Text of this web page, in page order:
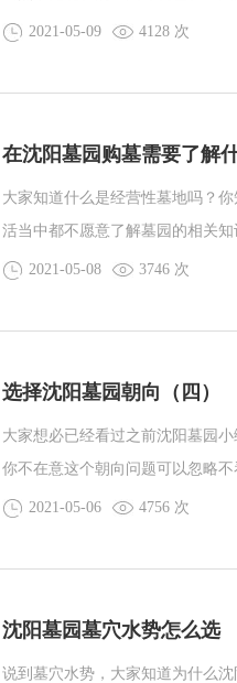
但是真的到购买的时候大家又不
法。
2021-05-09 4128 次
在沈阳墓园购墓需要了解
大家知道什么是经营性墓地吗？
活当中都不愿意了解墓园的相关
发展沈阳墓园已经不是以往印象
性墓地收费差别大
2021-05-08 3746 次
选择沈阳墓园朝向（四）
大家想必已经看过之前沈阳墓园
你不在意这个朝向问题可以忽略
的注意点，既然比较重视朝向那就
2021-05-06 4756 次
沈阳墓园墓穴水势怎么选
说到墓穴水势，大家知道为什么